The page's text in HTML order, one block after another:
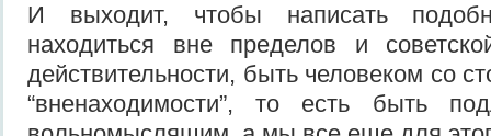
И выходит, чтобы написать
находиться вне пределов и
действительности, быть человеком со
“вненаходимости”, то есть быть